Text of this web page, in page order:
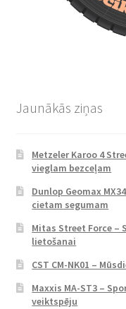
Jaunākās ziņas
Metzeler Karoo 4
vieglam bezceļam
Dunlop Geomax
cietam segumam
Mitas Street Force –
lietošanai
CST CM-NK01 –
Maxxis MA-ST3 –
veiktspēju